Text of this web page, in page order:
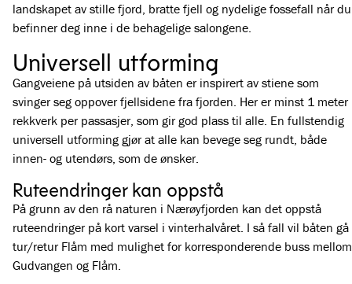
landskapet av stille fjord, bratte fjell og nydelige fossefall når du
befinner deg inne i de behagelige salongene.
Universell utforming
Gangveiene på utsiden av båten er inspirert av stiene som
svinger seg oppover fjellsidene fra fjorden. Her er minst 1 meter
rekkverk per passasjer, som gir god plass til alle. En fullstendig
universell utforming gjør at alle kan bevege seg rundt, både
innen- og utendørs, som de ønsker.
Ruteendringer kan oppstå
På grunn av den rå naturen i Nærøyfjorden kan det oppstå
ruteendringer på kort varsel i vinterhalvåret. I så fall vil båten gå
tur/retur Flåm med mulighet for korresponderende buss mellom
Gudvangen og Flåm.